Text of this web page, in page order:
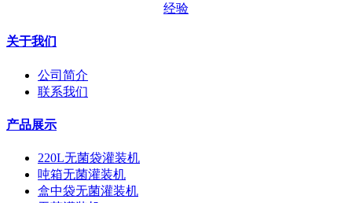
经验
关于我们
公司简介
联系我们
产品展示
220L无菌袋灌装机
吨箱无菌灌装机
盒中袋无菌灌装机